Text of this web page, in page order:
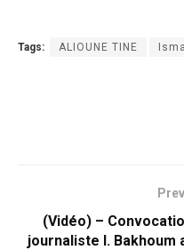
Tags: ALIOUNE TINE
(Vidéo) –
journaliste I. Bakhoum